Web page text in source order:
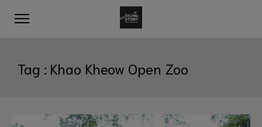
Tag : Khao Kheow Open Zoo